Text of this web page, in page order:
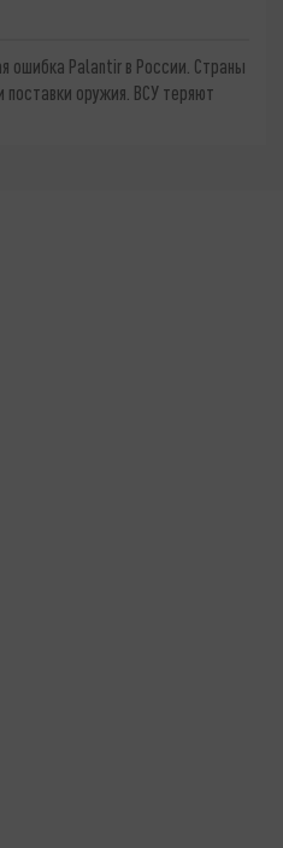
ошибка Palantir в России. Страны
поставки оружия. ВСУ теряют